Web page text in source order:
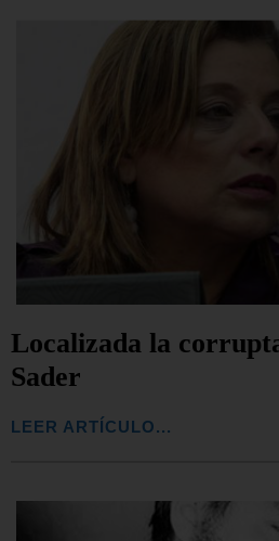
Localizada la
Sader
LEER ARTÍCULO...